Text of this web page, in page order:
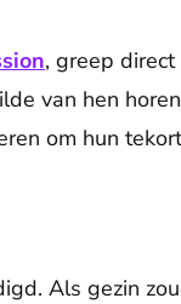
, greep
van hen
om hun
Als gezin